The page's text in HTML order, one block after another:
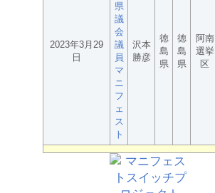
2023年3月29
日
県
議
会
議
員
マ
ニ
フ
ェ
ス
ト
沢本
勝彦
徳
島
県
徳
島
県
阿南
選挙
区